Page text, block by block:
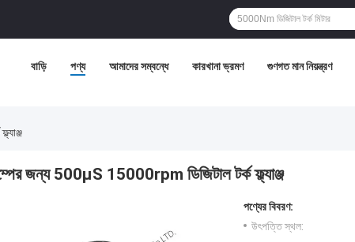
বাড়ি পণ্য আমাদের সম্বন্ধে কারখানা ভ্রমণ গুণগত মান নিয়ন্ত্রণ
জন্য 500μS 15000rpm ডিজিটাল টর্ক ফ্ল্যাঞ্জ
পণ্যের বিবরণ:
উৎপত্তি স্থল: